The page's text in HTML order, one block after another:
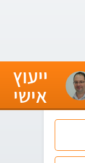
ייעוץ
אישי